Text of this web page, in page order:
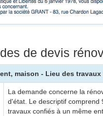
de devis
maison - Lieu des
La demande concerne la
d'état. Le descriptif comprend
travaux confiés à un même